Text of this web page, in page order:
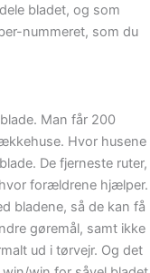
bladet, og som
nummeret, som du
Man får 200
Hvor husene
De fjerneste ruter,
forældrene hjælper.
bladene, så de kan få
gøremål, samt ikke
ud i tørvejr. Og det